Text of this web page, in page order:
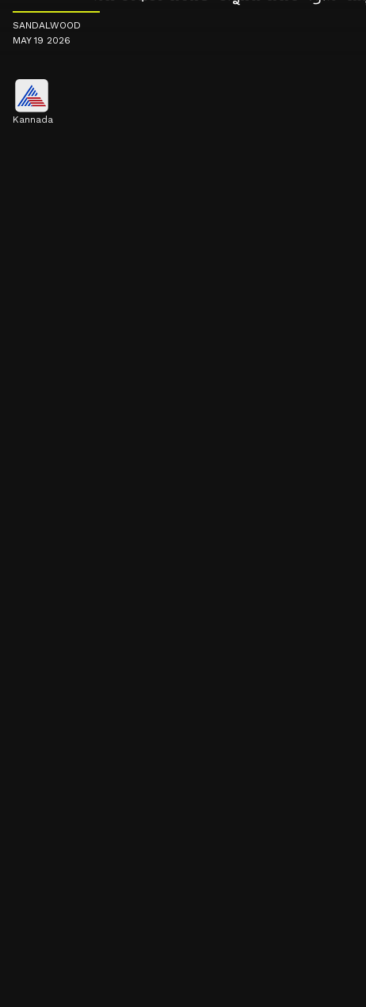
SANDALWOOD
MAY 19 2026
Kannada